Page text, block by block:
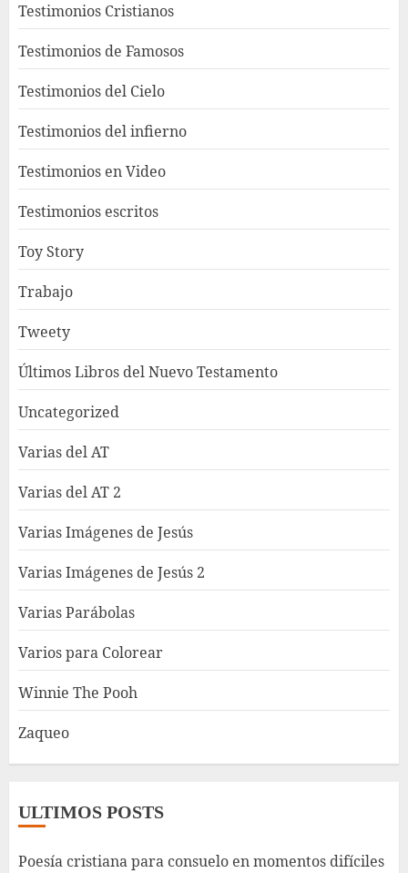
Testimonios Cristianos
Testimonios de Famosos
Testimonios del Cielo
Testimonios del infierno
Testimonios en Video
Testimonios escritos
Toy Story
Trabajo
Tweety
Últimos Libros del Nuevo Testamento
Uncategorized
Varias del AT
Varias del AT 2
Varias Imágenes de Jesús
Varias Imágenes de Jesús 2
Varias Parábolas
Varios para Colorear
Winnie The Pooh
Zaqueo
ULTIMOS POSTS
Poesía cristiana para consuelo en momentos difíciles